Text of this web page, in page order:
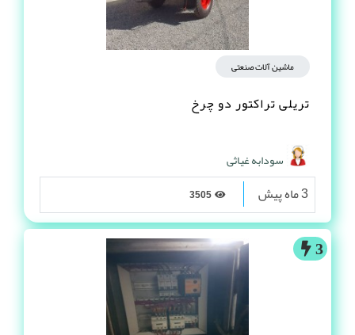
ماشین آلات صنعتی
تریلی تراکتور دو چرخ
سودابه غیاثی
3 ماه پیش
3